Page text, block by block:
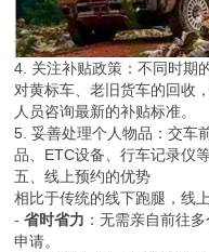
4. 关注补贴政策：不同时期
对黄标车、老旧货车的回收
人员咨询最新的补贴标准。
5. 妥善处理个人物品：交车
品、ETC设备、行车记录仪
五、线上预约的优势
相比于传统的线下跑腿，线
-省时省力 ：无需亲自前往
申请。